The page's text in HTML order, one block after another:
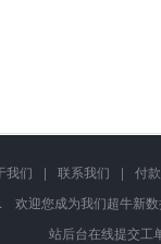
我们 | 联系我们 |
付
迎您成为我们超牛新
站后台在线提交工